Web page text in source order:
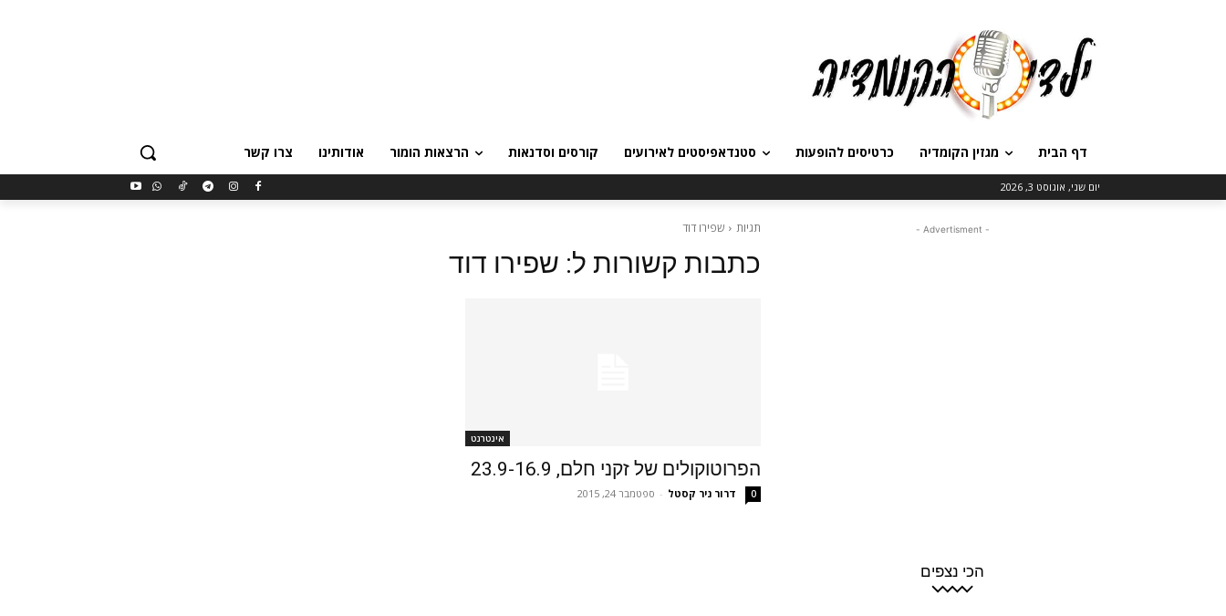
דף הבית מגזין הקומדיה כרטיסים להופעות סטנדאפיסטים לאירועים קורסים וסדנאות הרצאות הומור אודותינו צרו קשר
יום שני, אוגוסט 3, 2026
תגיות שפירו דוד
כתבות קשורות ל: שפירו דוד
אינטרנט
הפרוטוקולים של זקני חלם, 23.9-16.9
דרור ניר קסטל - ספטמבר 24, 2015 0
- Advertisment -
הכי נצפים